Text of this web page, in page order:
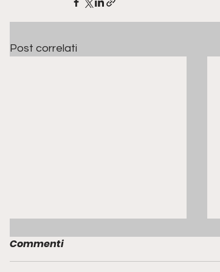
Post correlati
Commenti